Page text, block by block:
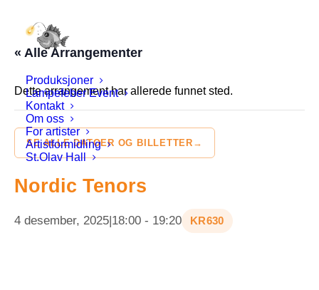
Produksjoner
Lampefeber Event
Kontakt
Om oss
For artister
Artistformidling
St.Olav Hall
« Alle Arrangementer
Dette arrangement har allerede funnet sted.
SE ALLE DATOER OG BILLETTER
Nordic Tenors
4 desember, 2025|18:00 - 19:20 KR630